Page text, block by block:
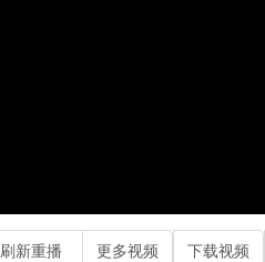
刷新重播 更多视频 下载视频